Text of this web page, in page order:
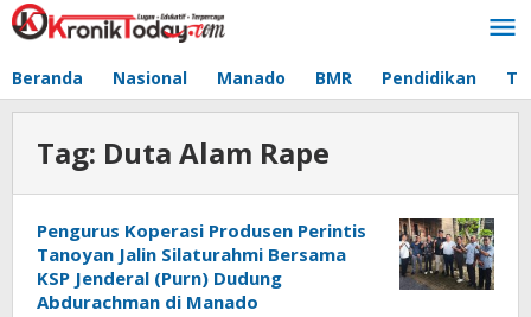
Lewati
ke
Beranda Nasional Manado BMR Pendidikan
Tag: Duta Alam Rape
Pengurus Koperasi Produsen Perintis
Tanoyan Jalin Silaturahmi Bersama
KSP Jenderal (Purn) Dudung
Abdurachman di Manado